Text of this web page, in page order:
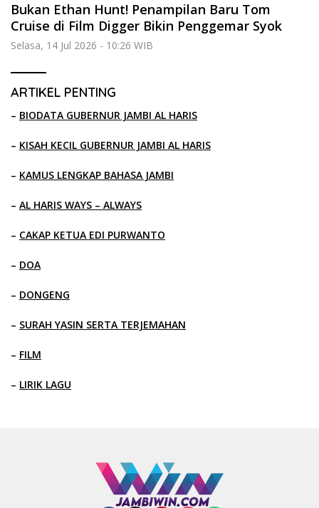
Bukan Ethan Hunt! Penampilan Baru Tom
Cruise di Film Digger Bikin Penggemar Syok
Selasa, 14 Jul 2026 - 10:26 WIB
ARTIKEL PENTING
– BIODATA GUBERNUR JAMBI AL HARIS
– KISAH KECIL GUBERNUR JAMBI AL HARIS
– KAMUS LENGKAP BAHASA JAMBI
– AL HARIS WAYS – ALWAYS
– CAKAP KETUA EDI PURWANTO
– DOA
– DONGENG
– SURAH YASIN SERTA TERJEMAHAN
– FILM
– LIRIK LAGU